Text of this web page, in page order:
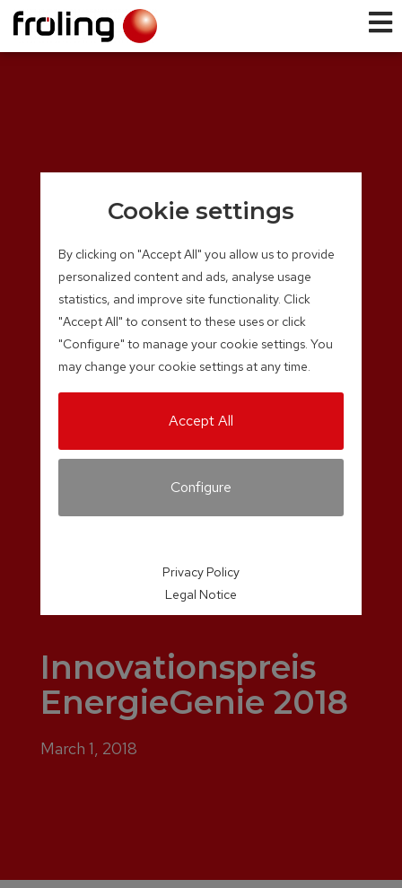
Innovationspreis
EnergieGenie 2018
March 1, 2018
Cookie settings
By clicking on "Accept All" you allow us to provide
personalized content and ads, analyse usage
statistics, and improve site functionality. Click
"Accept All" to consent to these uses or click
"Configure" to manage your cookie settings. You
may change your cookie settings at any time.
Accept All
Configure
Privacy Policy
Legal Notice